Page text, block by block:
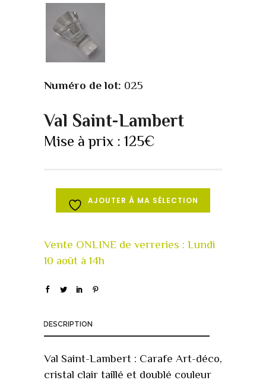
Numéro de lot: 025
Val Saint-Lambert
Mise à prix :125€
AJOUTER À MA SÉLECTION
DESCRIPTION
Val Saint-Lambert : Carafe Art-déco,
cristal clair taillé et doublé couleur